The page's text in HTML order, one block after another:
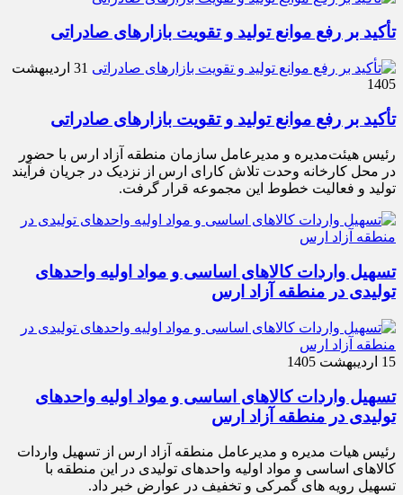
تأکید بر رفع موانع تولید و تقویت بازارهای صادراتی
31 اردیبهشت
1405
تأکید بر رفع موانع تولید و تقویت بازارهای صادراتی
رئیس هیئت‌مدیره و مدیرعامل سازمان منطقه آزاد ارس با حضور
در محل کارخانه وحدت تلاش کارای ارس از نزدیک در جریان فرآیند
تولید و فعالیت خطوط این مجموعه قرار گرفت.
تسهیل واردات کالاهای اساسی و مواد اولیه واحدهای
تولیدی در منطقه آزاد ارس
15 اردیبهشت 1405
تسهیل واردات کالاهای اساسی و مواد اولیه واحدهای
تولیدی در منطقه آزاد ارس
رئیس هیات مدیره و مدیرعامل منطقه آزاد ارس از تسهیل واردات
کالاهای اساسی و مواد اولیه واحدهای تولیدی در این منطقه با
تسهیل رویه های گمرکی و تخفیف در عوارض خبر داد.